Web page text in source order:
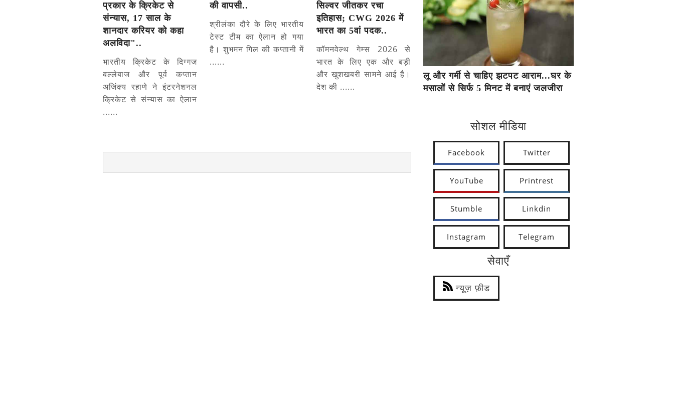
प्रकार के क्रिकेट से
संन्यास, 17 साल के
शानदार करियर को कहा
अलविदा"..
भारतीय क्रिकेट के दिग्गज
बल्लेबाज और पूर्व कप्तान
अजिंक्य रहाणे ने इंटरनेशनल
क्रिकेट से संन्यास का ऐलान
......
की वापसी..
श्रीलंका दौरे के लिए भारतीय
टेस्ट टीम का ऐलान हो गया
है। शुभमन गिल की कप्तानी में
......
सिल्वर जीतकर रचा
इतिहास; CWG 2026 में
भारत का 5वां पदक..
कॉमनवेल्थ गेम्स 2026 से
भारत के लिए एक और बड़ी
और खुशखबरी सामने आई है।
देश की ......
लू और गर्मी से चाहिए झटपट आराम...घर के
मसालों से सिर्फ 5 मिनट में बनाएं जलजीरा
सोशल मीडिया
Facebook Twitter
YouTube Printrest
Stumble Linkdin
Instagram Telegram
सेवाएँ
न्यूज़ फ़ीड